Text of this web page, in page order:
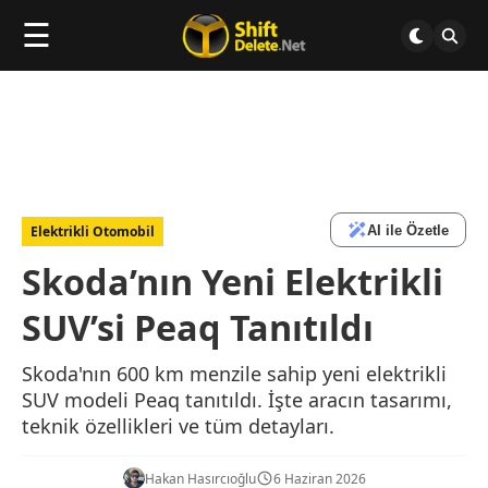
☰
Elektrikli Otomobil AI ile Özetle
Skoda’nın Yeni Elektrikli
SUV’si Peaq Tanıtıldı
Skoda'nın 600 km menzile sahip yeni elektrikli
SUV modeli Peaq tanıtıldı. İşte aracın tasarımı,
teknik özellikleri ve tüm detayları.
Hakan Hasırcıoğlu 6 Haziran 2026